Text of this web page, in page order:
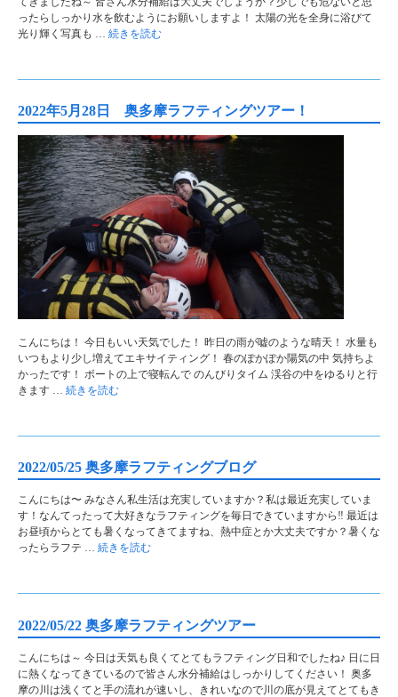
ったらしっかり水を飲むようにお願いしますよ！ 太陽の光を全身に浴びて
光り輝く写真も … 続きを読む
2022年5月28日 奥多摩ラフティングツアー！
こんにちは！ 今日もいい天気でした！ 昨日の雨が嘘のような晴天！ 水量も
いつもより少し増えてエキサイティング！ 春のぽかぽか陽気の中 気持ちよ
かったです！ ボートの上で寝転んで のんびりタイム 渓谷の中をゆるりと行
きます … 続きを読む
2022/05/25 奥多摩ラフティングブログ
こんにちは〜 みなさん私生活は充実していますか？私は最近充実していま
す！なんてったって大好きなラフティングを毎日できていますから‼︎ 最近は
お昼頃からとても暑くなってきてますね、熱中症とか大丈夫ですか？暑くな
ったらラフテ … 続きを読む
2022/05/22 奥多摩ラフティングツアー
こんにちは～ 今日は天気も良くてとてもラフティング日和でしたね♪ 日に日
に熱くなってきているので皆さん水分補給はしっかりしてください！ 奥多
摩の川は浅くてと手の流れが速いし、きれいなので川の底が見えてとてもき